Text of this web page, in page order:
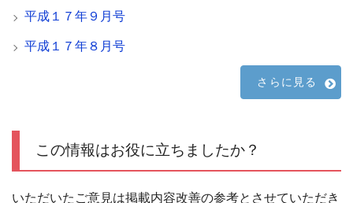
平成１７年９月号
平成１７年８月号
さらに見る
この情報はお役に立ちましたか？
いただいたご意見は掲載内容改善の参考とさせていただき